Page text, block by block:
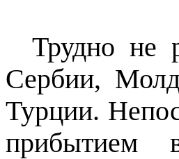
Трудно не
Сербии,
Турции.
прибытием